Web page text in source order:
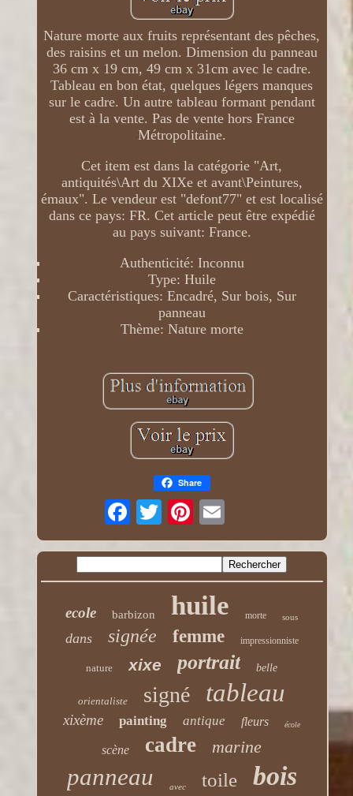
Nature morte aux fruits représentant des pêches,
des raisins et un melon. Dimension du panneau
36 cm x 19 cm, 49 cm x 31cm avec le cadre.
Tableau en bon état, quelques légers manques
sur le cadre. Un autre tableau formant pendant
est à la vente. Pas de vente hors France
Métropolitaine.
Cet item est dans la catégorie "Art,
antiquités\Art du XIXe et avant\Peintures,
émaux". Le vendeur est "defont77" et est localisé
dans ce pays: FR. Cet article peut être expédié
au pays suivant: France.
Authenticité: Inconnu
Type: Huile
Caractéristiques: Encadré, Sur bois, Sur
panneau
Thème: Nature morte
Share
ecole barbizon huile morte sous
dans signée femme impressionniste
nature xixe portrait belle
orientaliste signé tableau
xixème painting antique fleurs école
scène cadre marine
panneau avec toile bois